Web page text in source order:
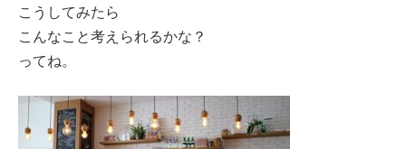
こうしてみたら
こんなこと考えられるかな？
ってね。